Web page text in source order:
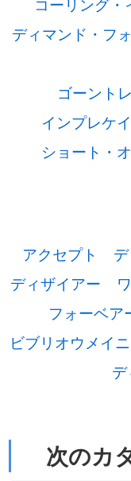
ディマンド・フ
ゴーント
インプレケ
ショート・
アクセプト
ディザイアー
フォーベア
ビブリオウメイ
次のカ